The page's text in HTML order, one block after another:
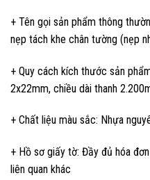
+ Tên gọi sản phẩm thông
nẹp tách khe chân tường (nẹp
+ Quy cách kích thước sản
2x22mm, chiều dài thanh
+ Chất liệu màu sắc: Nhựa
+ Hồ sơ giấy tờ: Đầy đủ hóa
liên quan khác